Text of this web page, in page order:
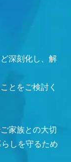
深刻化し、解
とをご検討く
家族との大切
しを守るため